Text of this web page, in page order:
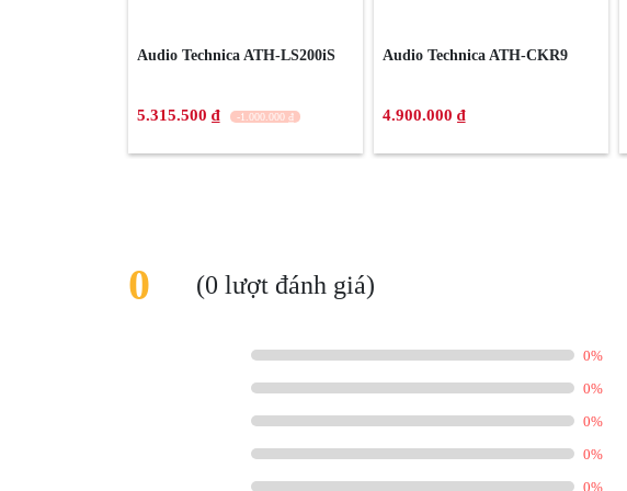
Audio Technica ATH-LS200iS
5.315.500 ₫ -1.000.000 ₫
Audio Technica ATH-CKR9
4.900.000 ₫
0 (0 lượt đánh giá)
0%
0%
0%
0%
0%